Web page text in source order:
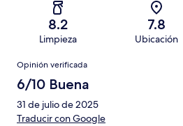
8.2
Limpieza
7.8
Ubicación
Opiniones
Opinión verificada
6/10 Buena
31 de julio de 2025
Traducir con Google